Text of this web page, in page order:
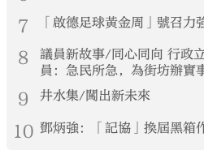
7 「啟德足球黃金周」號召力
8
議員新故事/同心同向 行政
員：急民所急，為街坊辦實
9 井水集/闖出新未來
10 鄧炳強：「記協」換屆黑箱